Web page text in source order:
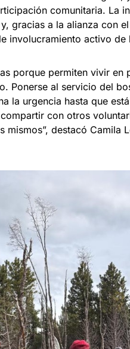
comunitaria. La
gracias a la alianza con
involucramiento activo de
porque permiten vivir en
Ponerse al servicio del
la urgencia hasta que
con otros
mismos”, destacó Camila